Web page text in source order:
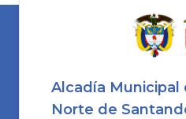
Alcadía Municipal
Norte de